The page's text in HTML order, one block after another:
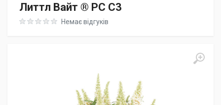
Литтл Вайт ® PC C3
Rating: 0 out of 5Немає відгуків